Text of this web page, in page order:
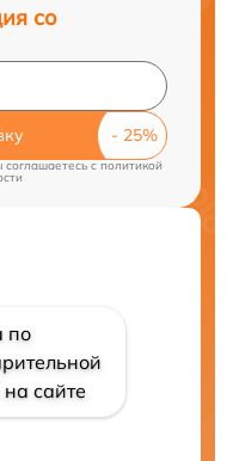
со
c политикой
по
сайте